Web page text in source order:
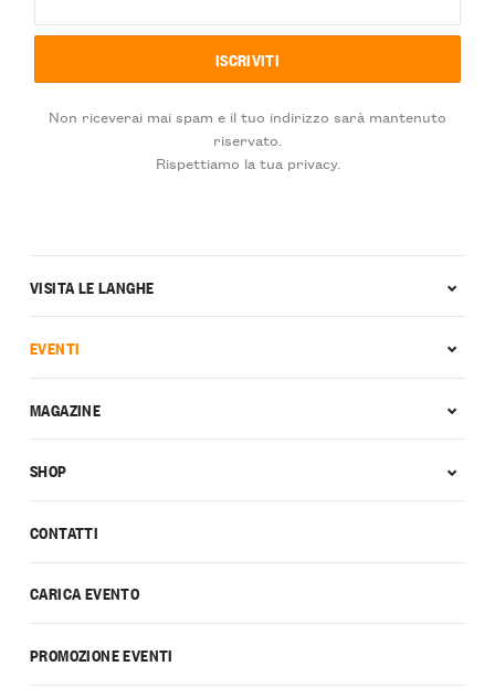
Non riceverai mai spam e il tuo indirizzo sarà mantenuto
riservato.
Rispettiamo la tua privacy.
CONTATTI
CARICA EVENTO
PROMOZIONE EVENTI
VISITA LE LANGHE
EVENTI
MAGAZINE
SHOP